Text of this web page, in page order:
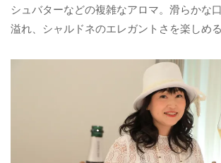
シュバターなどの複雑なアロマ。滑らかな
溢れ、シャルドネのエレガントさを楽しめる